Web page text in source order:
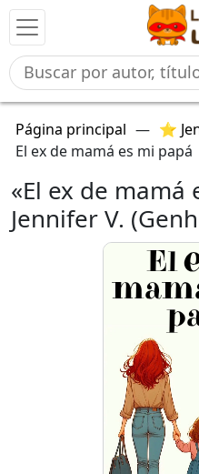
Página principal — ⭐
El ex de mamá es mi papá
«El ex de mamá
Jennifer V.